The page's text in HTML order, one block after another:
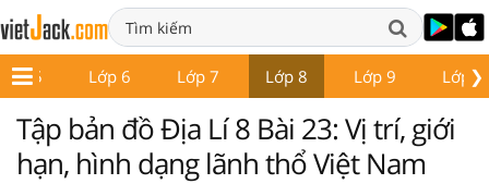
❯
Lớp 5 Lớp 6 Lớp 7 Lớp 8 Lớp 9 Lớp
Tập bản đồ Địa Lí 8 Bài 23: Vị trí, giới
hạn, hình dạng lãnh thổ Việt Nam